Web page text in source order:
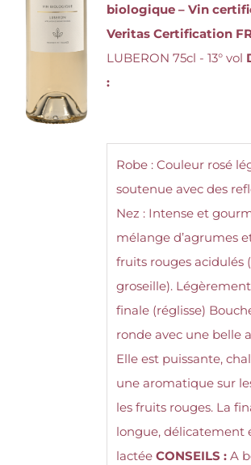
biologique – Vin
Veritas Certification
LUBERON 75cl - 13° vol
:
Robe : Couleur rosé
soutenue avec des
Nez : Intense et
mélange d’agrumes
fruits rouges acidulés
groseille).
finale (réglisse)
ronde avec une belle
Elle est puissante,
une aromatique sur
les fruits rouges. La
longue, délicatement
lactéeCONSEILS : A